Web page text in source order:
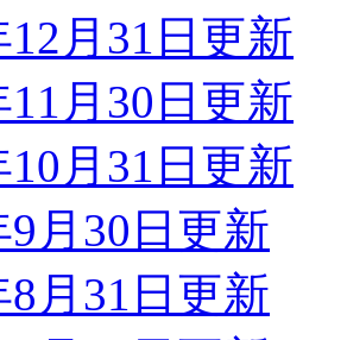
12月31日更新
11月30日更新
10月31日更新
9月30日更新
8月31日更新